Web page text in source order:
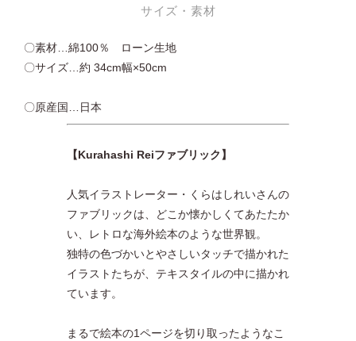
サイズ・素材
〇素材…綿100％ ローン生地
〇サイズ…約 34cm幅×50cm
〇原産国…日本
【Kurahashi Reiファブリック】
人気イラストレーター・くらはしれいさんの
ファブリックは、どこか懐かしくてあたたか
い、レトロな海外絵本のような世界観。
独特の色づかいとやさしいタッチで描かれた
イラストたちが、テキスタイルの中に描かれ
ています。
まるで絵本の1ページを切り取ったようなこ